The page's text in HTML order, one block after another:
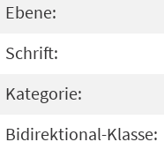
Ebene:
Schrift:
Kategorie:
Bidirektional-Klasse: